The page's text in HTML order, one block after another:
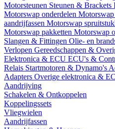
Motorsteunen Steunen & Brackets
Motorswap onderdelen Motorswap
aandrijfassen Motorswap
Motorswap pakketten Motorswap
Slangen & Fittingen Olie- en
Verlopen Gereedschappen &
Elektronica & ECU ECU's &
Relais Startmotoren & Dynamo's
Adapters Overige elektronica &
Aandrijving
Schakelen & Ontkoppelen
Koppelingssets
Vliegwielen
Aandrijfassen